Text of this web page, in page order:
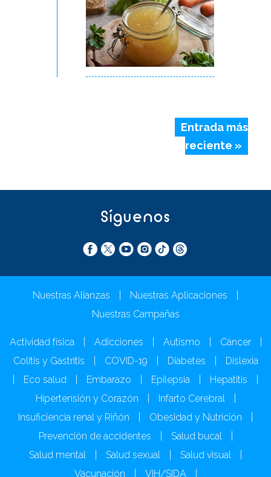
Entrada más
reciente »
Síguenos
Nuestras Alianzas Nuestras Aplicaciones
Nuestras Campañas
Actividad física Adicciones Autismo Cáncer
Colitis y Gastritis
COVID-19 Diabetes
Dislexia
Eco salud Embarazo Epilepsia Hepatitis
Hipertensión y Corazón
Infarto Cerebral
Insuficiencia renal y Riñón
Obesidad y Nutrición
Prevención de accidentes
Salud bucal
Salud mental
Salud sexual Salud visual
Vacunación
VIH/SIDA